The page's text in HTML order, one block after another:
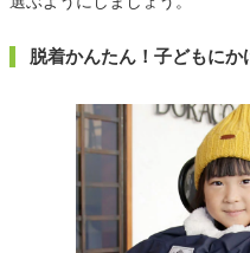
脱着かんたん！子どもにか